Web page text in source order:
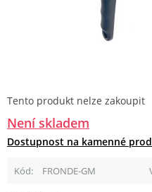
Tento produkt nelze zakoupit
Není skladem
Dostupnost na kamenné
Kód FRONDE-GM